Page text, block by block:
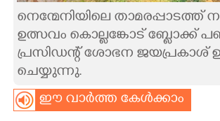
ASTRO
CARTOONS
LITERATURE
നെന്മേനിയിലെ താമരപ്പാടത്ത്
ഉത്സവം കൊല്ലങ്കോട് ബ്ലോക്ക്
പ്രസിഡന്റ് ശോഭന ജയപ്രകാശ്
ചെയ്യുന്നു.
ഈ വാർത്ത കേൾക്കാം